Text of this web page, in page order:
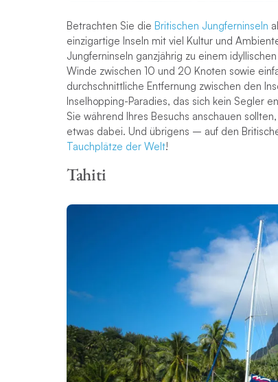
Betrachten Sie die Britischen Jungferninseln
einzigartige Inseln mit viel Kultur und
Jungferninseln ganzjährig zu einem
Winde zwischen 10 und 20 Knoten sowie
durchschnittliche Entfernung zwischen den
Inselhopping-Paradies, das sich kein Segler
Sie während Ihres Besuchs anschauen
etwas dabei. Und übrigens – auf den
Tauchplätze der Welt!
Tahiti